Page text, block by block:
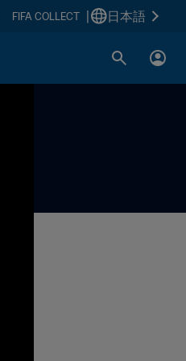
FIFA COLLECT 日本語